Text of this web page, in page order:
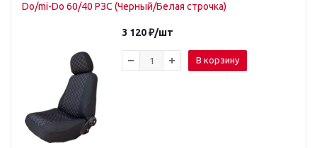
Do/mi-Do 60/40 РЗС (Черный/Белая строчка)
3 120₽/шт
В корзину